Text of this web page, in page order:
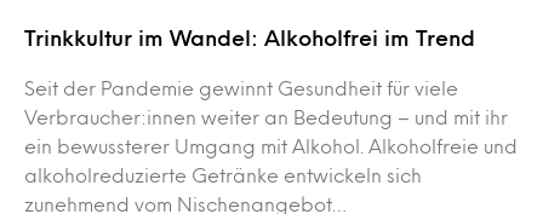
Trinkkultur im Wandel: Alkoholfrei im Trend
Seit der Pandemie gewinnt Gesundheit für viele
Verbraucher:innen weiter an Bedeutung – und mit ihr
ein bewussterer Umgang mit Alkohol. Alkoholfreie und
alkoholreduzierte Getränke entwickeln sich
zunehmend vom Nischenangebot…